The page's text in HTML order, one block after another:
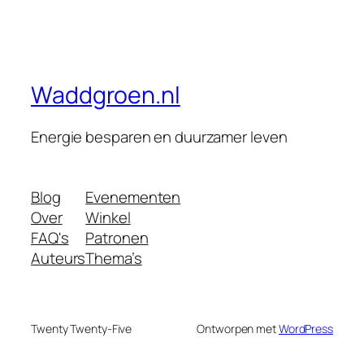
Waddgroen.nl
Energie besparen en duurzamer leven
Blog
Over
FAQ's
Auteurs
Evenementen
Winkel
Patronen
Thema’s
Twenty Twenty-Five Ontworpen metWordPress